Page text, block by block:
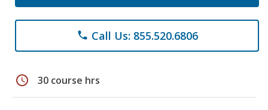
phone Call Us: 855.520.6806
schedule 30 course hrs